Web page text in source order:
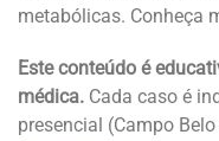
metabólicas. Conheça
Este conteúdo é
médica. Cada caso é
presencial (Campo